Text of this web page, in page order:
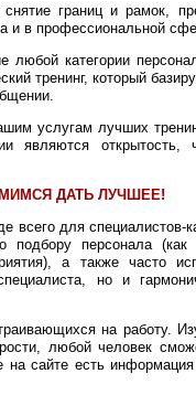
границ и рамок,
и в профессиональной
любой категории
тренинг, который
услугам лучших
являются открытость,
ДАТЬ ЛУЧШЕЕ!
для специалистов-
персонала (как
а также часто
но и
на работу.
любой человек
на сайте есть